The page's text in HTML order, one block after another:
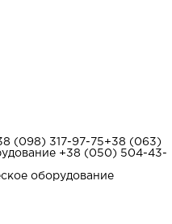
(098) 317-97-75+38 (063)
+38 (050) 504-43-
оборудование